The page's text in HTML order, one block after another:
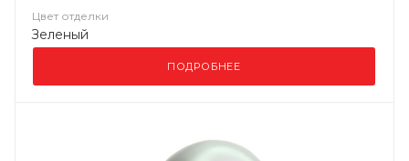
Цвет отделки
Зеленый
ПОДРОБНЕЕ